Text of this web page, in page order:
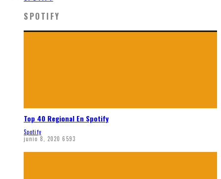
SPOTIFY
Top 40 Regional En Spotify
Spotify
junio 8, 2020 6593